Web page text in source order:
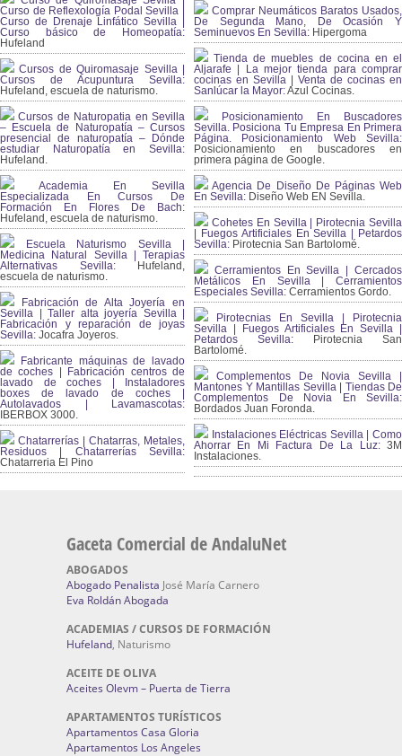
Curso de Reflexología Podal Sevilla |
Curso de Drenaje Linfático Sevilla |
Curso básico de Homeopatía:
Hufeland
Cursos de Quiromasaje Sevilla |
Cursos de Acupuntura Sevilla:
Hufeland, escuela de naturismo.
Cursos de Naturopatia en Sevilla
– Escuela de Naturopatía – Cursos
presencial de naturopatía – Dónde
estudiar Naturopatía en Sevilla:
Hufeland.
Academia En Sevilla
Especializada En Cursos De
Formación En Flores De Bach:
Hufeland, escuela de naturismo.
Escuela Naturismo Sevilla |
Medicina Natural Sevilla | Terapias
Alternativas Sevilla: Hufeland,
escuela de naturismo.
Fabricación de Alta Joyería en
Sevilla | Taller alta joyería Sevilla |
Fabricación y reparación de joyas
Sevilla: Jocafra Joyeros.
Fabricante máquinas de lavado
de coches | Fabricación centros de
lavado de coches | Instaladores
boxes de lavado de coches |
Autolavados | Lavamascotas:
IBERBOX 3000.
Chatarrerías | Chatarras, Metales,
Residuos | Chatarrerías Sevilla:
Chatarreria El Pino
Comprar Neumáticos Baratos Usados,
De Segunda Mano, De Ocasión Y
Seminuevos En Sevilla: Hipergoma
Tienda de muebles de cocina en el
Aljarafe | La mejor tienda para comprar
cocinas en Sevilla | Venta de cocinas en
Sanlúcar la Mayor:Azul Cocinas.
Posicionamiento En Buscadores
Sevilla. Posiciona Tu Empresa En Primera
Página. Posicionamiento Web Sevilla:
Posicionamiento en buscadores en
primera página de Google.
Agencia De Diseño De Páginas Web
En Sevilla: Diseño Web EN Sevilla.
Cohetes En Sevilla | Pirotecnia Sevilla
| Fuegos Artificiales En Sevilla | Petardos
Sevilla: Pirotecnia San Bartolomé.
Cerramientos En Sevilla | Cercados
Metálicos En Sevilla | Cerramientos
Especiales Sevilla: Cerramientos Gordo.
Pirotecnias En Sevilla | Pirotecnia
Sevilla | Fuegos Artificiales En Sevilla |
Petardos Sevilla: Pirotecnia San
Bartolomé.
Complementos De Novia Sevilla |
Mantones Y Mantillas Sevilla | Tiendas De
Complementos De Novia En Sevilla:
Bordados Juan Foronda.
Instalaciones Eléctricas Sevilla | Como
Ahorrar En Mi Factura De La Luz:3M
Instalaciones.
Gaceta Comercial de AndaluNet
ABOGADOS
Abogado Penalista José María Carnero
Eva Roldán Abogada
ACADEMIAS / CURSOS DE FORMACIÓN
Hufeland, Naturismo
ACEITE DE OLIVA
Aceites Olevm – Puerta de Tierra
APARTAMENTOS TURÍSTICOS
Apartamentos Casa Gloria
Apartamentos Los Angeles